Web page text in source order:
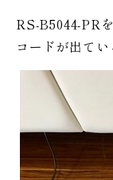
RS-B5044-PR
コードが出てい